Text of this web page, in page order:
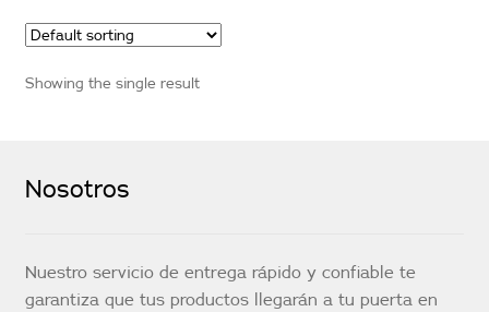
Showing the single result
Nosotros
Nuestro servicio de entrega rápido y confiable te
garantiza que tus productos llegarán a tu puerta en